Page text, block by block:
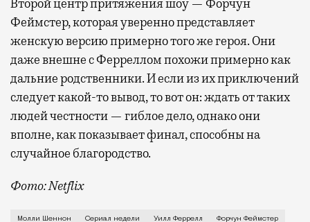
Второй центр притяжения шоу — Форчун
Феймстер, которая уверенно представляет
женскую версию примерно того же героя. Они
даже внешне с Ферреллом похожи примерно как
дальние родственники. И если из их приключений
следует какой-то вывод, то вот он: ждать от таких
людей честности — гиблое дело, однако они
вполне, как показывает финал, способны на
случайное благородство.
Фото: Netflix
Когда-то Лонни Хокинс (Уилл Феррелл) был
Молли Шеннон Сериал недели Уилл Феррелл Форчун Феймстер